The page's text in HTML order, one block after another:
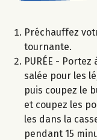
Préchauffez
tournante.
PURÉE -
salée pour les
puis coupez le
et coupez les
les dans la
pendant 15